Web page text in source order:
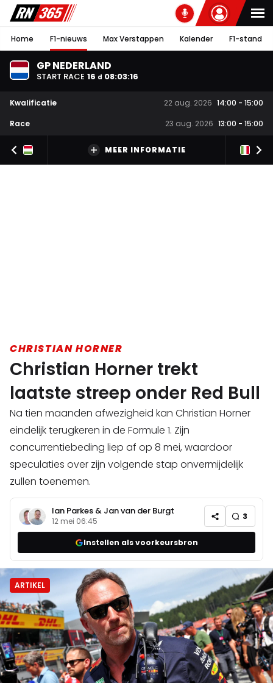
Home F1-nieuws Max Verstappen Kalender F1-stand
GP NEDERLAND
START RACE 16 d 08:03:15
Kwalificatie 22 aug. 2026 14:00 - 15:00
Race
23 aug. 2026 13:00 - 15:00
MEER INFORMATIE
CHRISTIAN HORNER
Christian Horner trekt
laatste streep onder Red Bull
Na tien maanden afwezigheid kan Christian Horner
eindelijk terugkeren in de Formule 1. Zijn
concurrentiebeding liep af op 8 mei, waardoor
speculaties over zijn volgende stap onvermijdelijk
zullen toenemen.
Ian Parkes & Jan van der Burgt
12 mei 06:45 3
Instellen als voorkeursbron
ARTIKEL